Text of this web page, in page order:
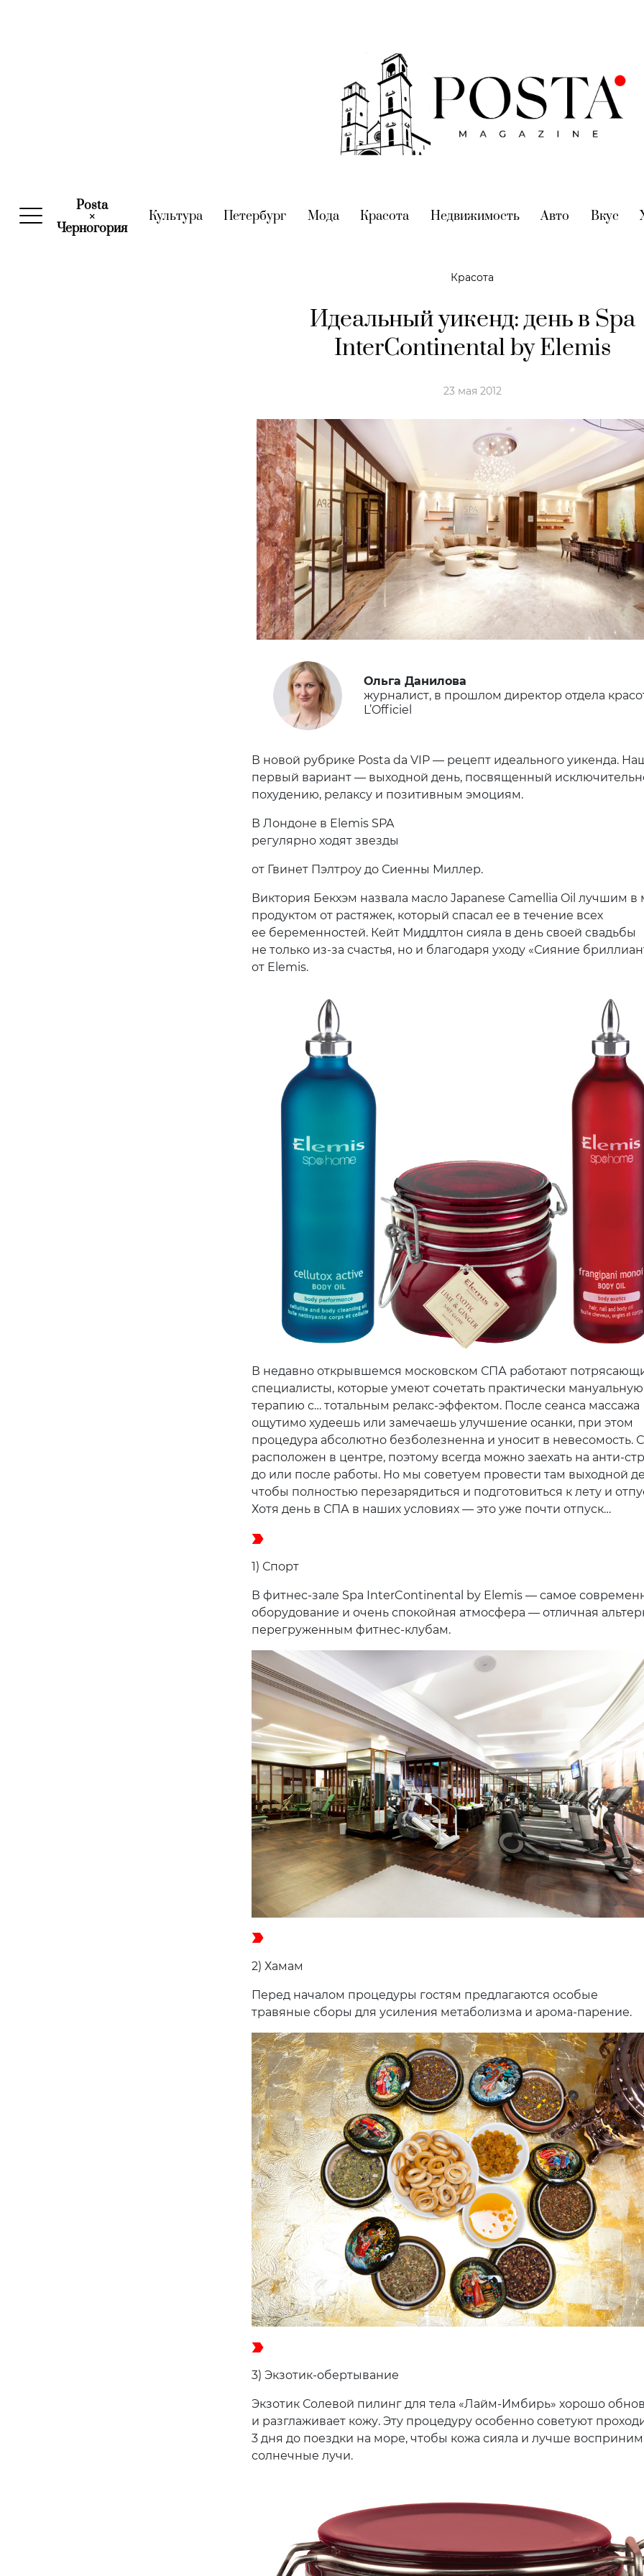
Posta
×
Черногория(current)
Культура(current)
Петербург (current)
Мода(current)
Красота (current)
Недвижимость(current)
Авто (current)
Вкус
Красота
Идеальный уикенд: день в Spa
InterContinental by Elemis
23 мая 2012
Ольга Данилова
журналист, в прошлом директор отдела
L’Officiel
В новой рубрике Posta da VIP — рецепт идеального уикенда.
первый вариант — выходной день, посвященный
похудению, релаксу и позитивным эмоциям.
В Лондоне в Elemis SPA
регулярно ходят звезды
от Гвинет Пэлтроу до Сиенны Миллер.
Виктория Бекхэм назвала масло Japanese Camellia Oil лучшим в
продуктом от растяжек, который спасал ее в течение всех
ее беременностей. Кейт Миддлтон сияла в день своей свадьбы
не только из-за счастья, но и благодаря уходу «Сияние
от Elemis.
В недавно открывшемся московском СПА работают
специалисты, которые умеют сочетать практически мануальную
терапию с… тотальным релакс-эффектом. После сеанса массажа
ощутимо худеешь или замечаешь улучшение осанки, при этом
процедура абсолютно безболезненна и уносит в невесомость.
расположен в центре, поэтому всегда можно заехать на анти-
до или после работы. Но мы советуем провести там выходной
чтобы полностью перезарядиться и подготовиться к лету и
Хотя день в СПА в наших условиях — это уже почти отпуск…
1) Спорт
В фитнес-зале Spa InterContinental by Elemis — самое
оборудование и очень спокойная атмосфера — отличная
перегруженным фитнес-клубам.
2) Хамам
Перед началом процедуры гостям предлагаются особые
травяные сборы для усиления метаболизма и арома-парение.
3) Экзотик-обертывание
Экзотик Солевой пилинг для тела «Лайм-Имбирь» хорошо
и разглаживает кожу. Эту процедуру особенно советуют
3 дня до поездки на море, чтобы кожа сияла и лучше
солнечные лучи.